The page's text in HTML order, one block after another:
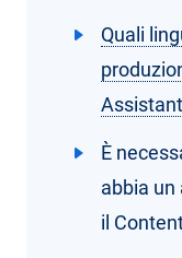
Quali
È
abbia un
il